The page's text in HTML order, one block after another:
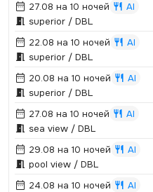
27.08 на 10 ночей
AI
superior / DBL
22.08 на 10 ночей
AI
superior / DBL
20.08 на 10 ночей
AI
superior / DBL
27.08 на 10 ночей
AI
sea view / DBL
29.08 на 10 ночей
AI
pool view / DBL
24.08 на 10 ночей
AI